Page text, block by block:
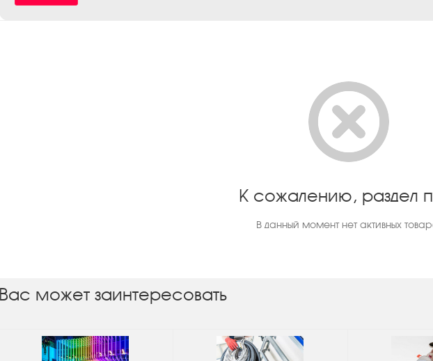
К сожалению, раздел
В данный момент нет активных
Вас может заинтересовать